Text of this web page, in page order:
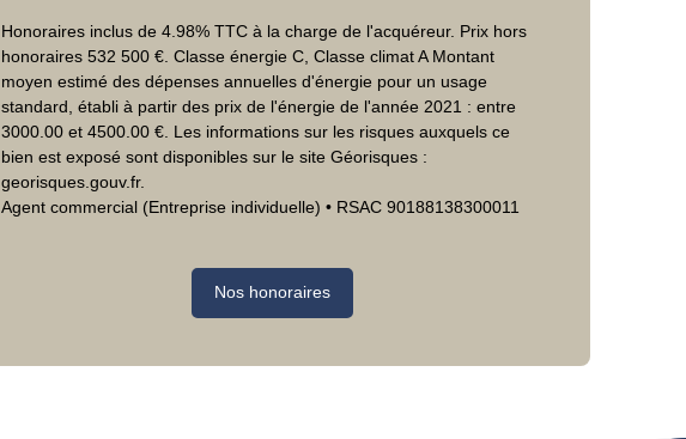
Honoraires inclus de 4.98% TTC à la charge de l'acquéreur. Prix hors
honoraires 532 500 €. Classe énergie C, Classe climat A Montant
moyen estimé des dépenses annuelles d'énergie pour un usage
standard, établi à partir des prix de l'énergie de l'année 2021 : entre
3000.00 et 4500.00 €. Les informations sur les risques auxquels ce
bien est exposé sont disponibles sur le site Géorisques :
georisques.gouv.fr.
Agent commercial (Entreprise individuelle) • RSAC 90188138300011
Nos honoraires